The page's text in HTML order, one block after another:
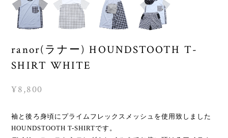
ranor(ラナー) HOUNDSTOOTH T-
SHIRT WHITE
¥8,800
袖と後ろ身頃にプライムフレックスメッシュを使用致しました
HOUNDSTOOTH T-SHIRTです。